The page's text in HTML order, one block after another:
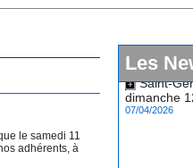
le samedi 11
adhérents, à
Les
Saint-
dimanche
07/04/2026